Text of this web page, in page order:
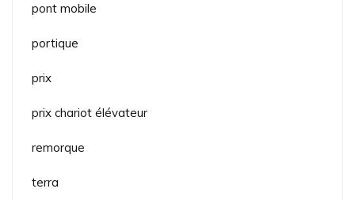
pont mobile
portique
prix
prix chariot élévateur
remorque
terra